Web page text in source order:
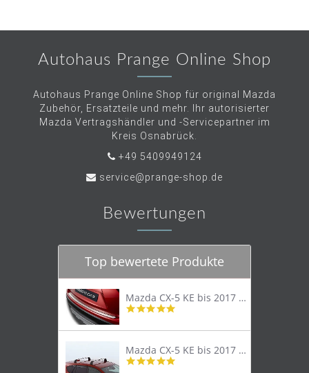
Autohaus Prange Online Shop
Autohaus Prange Online Shop für original Mazda
Zubehör, Ersatzteile und mehr. Ihr autorisierter
Mazda Vertragshändler und -Servicepartner im
Kreis Osnabrück.
+49 5409949124
service@prange-shop.de
Bewertungen
Top bewertete Produkte
Mazda CX-5 KE bis 2017 Trittschutzleiste Edelstahl original
4.8
rating
Mazda CX-5 KE bis 2017 Lastenträger Dachträger
4.9